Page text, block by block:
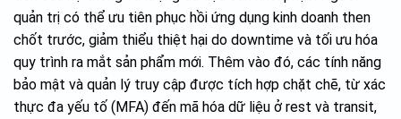
quản trị có thể ưu tiên phục hồi ứng dụng kinh doanh then
chốt trước, giảm thiểu thiệt hại do downtime và tối ưu hóa
quy trình ra mắt sản phẩm mới. Thêm vào đó, các tính năng
bảo mật và quản lý truy cập được tích hợp chặt chẽ, từ xác
thực đa yếu tố (MFA) đến mã hóa dữ liệu ở rest và transit,